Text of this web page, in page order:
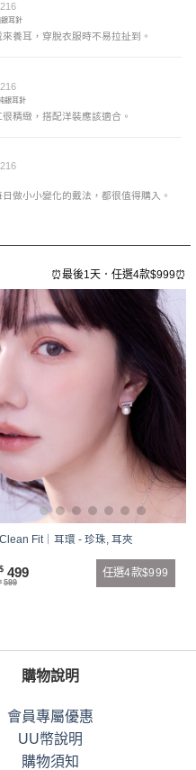
耳針
養耳，穿脫衣服時不易拉扯到。
銀耳針
精緻，搭配洋裝應該適合。
做小小變化的戴法，都很值得購入。
⏰最後1天．任選4款$999⏰
Clean Fit｜耳環 - 珍珠, 耳夾
$ 499
$ 599
任選4款$999
購物說明
會員專屬優惠
UU幣說明
購物須知